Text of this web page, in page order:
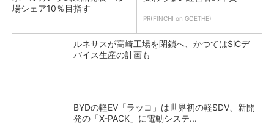
場シェア10％目指す
PR(FINCHI on GOETHE)
ルネサスが高崎工場を閉鎖へ、かつてはSiCデ
バイス生産の計画も
BYDの軽EV「ラッコ」は世界初の軽SDV、新開
発の「X-PACK」に電動システ...